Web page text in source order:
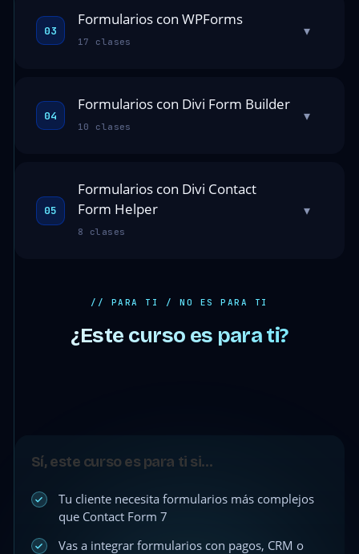
03
Formularios con WPForms
17 clases
▾
04
Formularios con Divi Form Builder
10 clases
▾
05
Formularios con Divi Contact
Form Helper
8 clases
▾
// PARA TI / NO ES PARA TI
¿Este curso es para ti?
Sí, este curso es para ti si…
Tu cliente necesita formularios más complejos
que Contact Form 7
Vas a integrar formularios con pagos, CRM o